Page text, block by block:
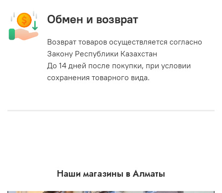
Обмен и возврат
Возврат товаров осуществляется согласно
Закону Республики Казахстан
До 14 дней после покупки, при условии
сохранения товарного вида.
Наши магазины в Алматы